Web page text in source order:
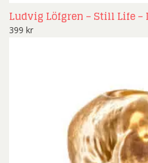
Ludvig Löfgren – Still Life
399 kr